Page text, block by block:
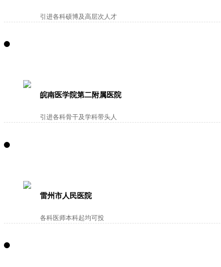
引进各科硕博及高层次人才
皖南医学院第二附属医院
引进各科骨干及学科带头人
雷州市人民医院
各科医师本科起均可投